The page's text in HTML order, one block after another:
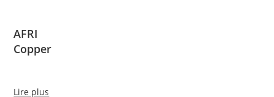
AFRI
Copper
Lire plus